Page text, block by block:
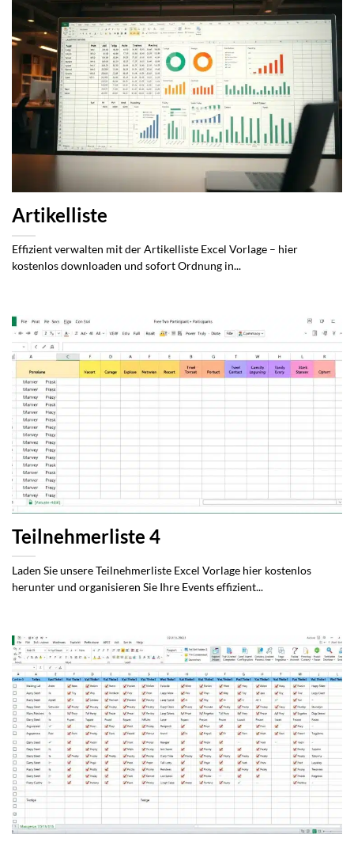
Artikelliste
Effizient verwalten mit der Artikelliste Excel Vorlage – hier
kostenlos downloaden und sofort Ordnung in...
Teilnehmerliste 4
Laden Sie unsere Teilnehmerliste Excel Vorlage hier kostenlos
herunter und organisieren Sie Ihre Events effizient...